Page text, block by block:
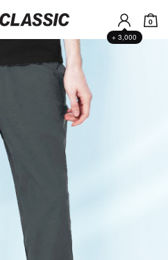
+ 3,000
0